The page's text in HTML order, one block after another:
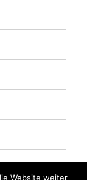
Website weiter